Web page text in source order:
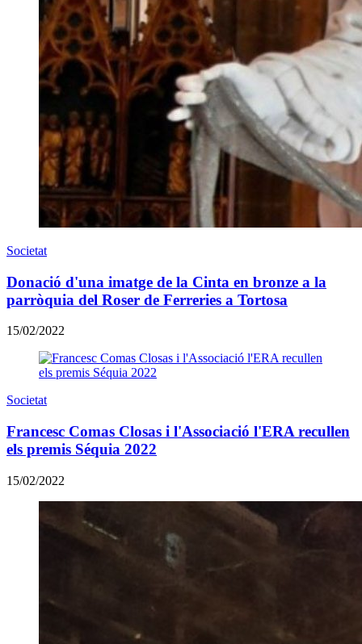
Societat
Donació d'una imatge de la Cinta en bronze a la
parròquia del Roser de Ferreries a Tortosa
15/02/2022
Societat
Francesc Comas Closas i l'Associació l'ERA recullen
els premis Séquia 2022
15/02/2022